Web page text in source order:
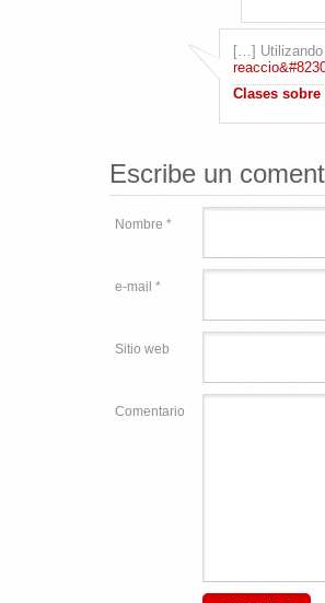
[…] Utilizando
Clases
Escribe un
Nombre *
e-mail *
Sitio web
Comentario